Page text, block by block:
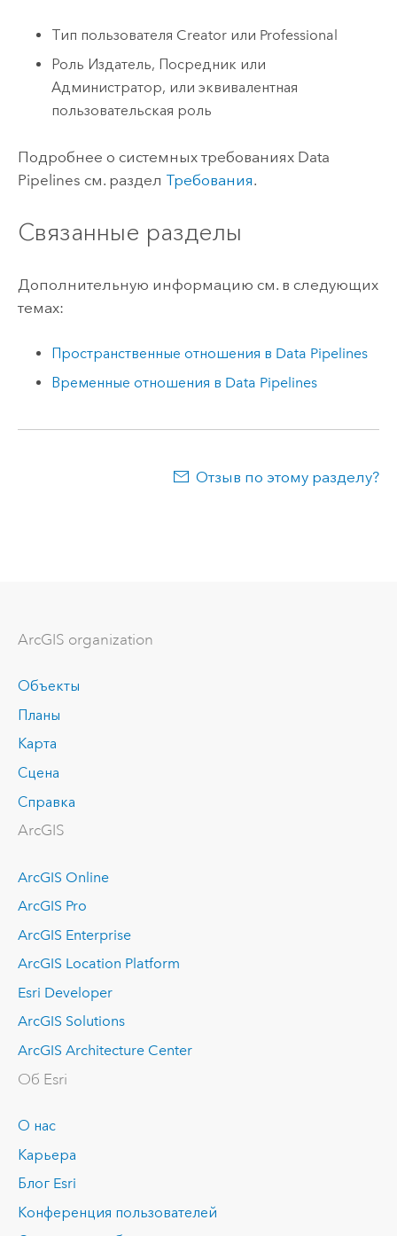
Тип пользователя Creator или Professional
Роль Издатель, Посредник или
Администратор, или эквивалентная
пользовательская роль
Подробнее о системных требованиях Data
Pipelines см. раздел Требования.
Связанные разделы
Дополнительную информацию см. в следующих
темах:
Пространственные отношения в Data Pipelines
Временные отношения в Data Pipelines
Отзыв по этому разделу?
ArcGIS organization
Объекты
Планы
Карта
Сцена
Справка
ArcGIS
ArcGIS Online
ArcGIS Pro
ArcGIS Enterprise
ArcGIS Location Platform
Esri Developer
ArcGIS Solutions
ArcGIS Architecture Center
Об Esri
О нас
Карьера
Блог Esri
Конференция пользователей